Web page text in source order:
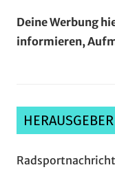
Deine Werbung
informieren,
HERAUSGEBER